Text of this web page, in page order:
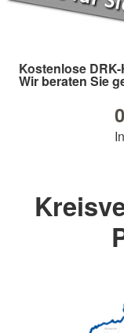
Kostenlose
Wir beraten Sie